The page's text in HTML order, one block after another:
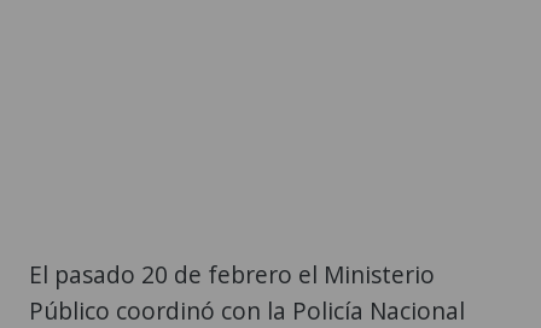
El pasado 20 de febrero el Ministerio
Público coordinó con la Policía Nacional